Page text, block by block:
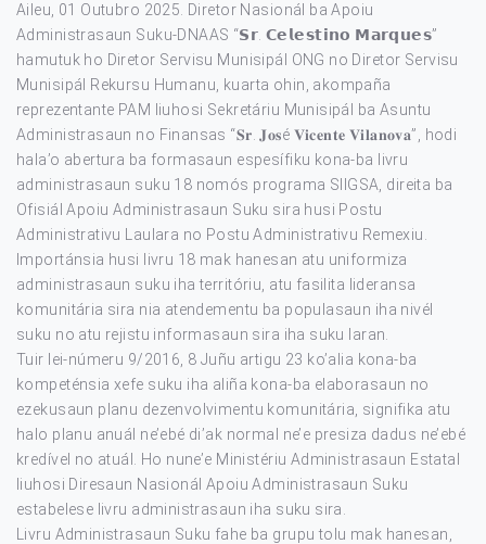
Aileu, 01 Outubro 2025. Diretor Nasionál ba Apoiu
Administrasaun Suku-DNAAS “𝗦𝗿. 𝗖𝗲𝗹𝗲𝘀𝘁𝗶𝗻𝗼 𝗠𝗮𝗿𝗾𝘂𝗲𝘀”
hamutuk ho Diretor Servisu Munisipál ONG no Diretor Servisu
Munisipál Rekursu Humanu, kuarta ohin, akompaña
reprezentante PAM liuhosi Sekretáriu Munisipál ba Asuntu
Administrasaun no Finansas “𝐒𝐫. 𝐉𝐨𝐬é 𝐕𝐢𝐜𝐞𝐧𝐭𝐞 𝐕𝐢𝐥𝐚𝐧𝐨𝐯𝐚”, hodi
hala’o abertura ba formasaun espesífiku kona-ba livru
administrasaun suku 18 nomós programa SIIGSA, direita ba
Ofisiál Apoiu Administrasaun Suku sira husi Postu
Administrativu Laulara no Postu Administrativu Remexiu.
Importánsia husi livru 18 mak hanesan atu uniformiza
administrasaun suku iha territóriu, atu fasilita lideransa
komunitária sira nia atendementu ba populasaun iha nivél
suku no atu rejistu informasaun sira iha suku laran.
Tuir lei-númeru 9/2016, 8 Juñu artigu 23 ko’alia kona-ba
kompeténsia xefe suku iha aliña kona-ba elaborasaun no
ezekusaun planu dezenvolvimentu komunitária, signifika atu
halo planu anuál ne’ebé di’ak normal ne’e presiza dadus ne’ebé
kredível no atuál. Ho nune’e Ministériu Administrasaun Estatal
liuhosi Diresaun Nasionál Apoiu Administrasaun Suku
estabelese livru administrasaun iha suku sira.
Livru Administrasaun Suku fahe ba grupu tolu mak hanesan,